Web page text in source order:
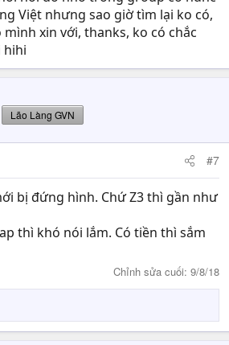
Việt nhưng sao giờ tìm lại ko có,
xin với, thanks, ko có chắc
hihi
Lão Làng GVN
#7
bị đứng hình. Chứ Z3 thì gần như
thì khó nói lắm. Có tiền thì sắm
Chỉnh sửa cuối: 9/8/18